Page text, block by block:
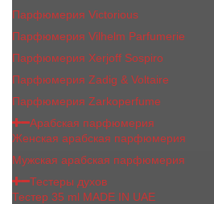
Парфюмерия Victorious
Парфюмерия Vilhelm Parfumerie
Парфюмерия Xerjoff Sospiro
Парфюмерия Zadig & Voltaire
Парфюмерия Zarkoperfume
Арабская парфюмерия
Женская арабская парфюмерия
Мужская арабская парфюмерия
Тестеры духов
Тестер 35 ml MADE IN UAE